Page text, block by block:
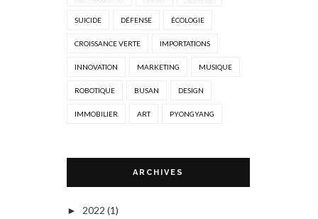
SUICIDE DÉFENSE ÉCOLOGIE
CROISSANCE VERTE IMPORTATIONS
INNOVATION MARKETING MUSIQUE
ROBOTIQUE BUSAN DESIGN
IMMOBILIER ART PYONGYANG
ARCHIVES
► 2022 (1)